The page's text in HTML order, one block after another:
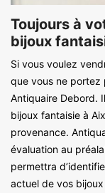
Toujours à
bijoux
Si vous voulez
que vous ne portez
Antiquaire Debord.
bijoux fantaisie à
provenance.
évaluation au
permettra
actuel de vos